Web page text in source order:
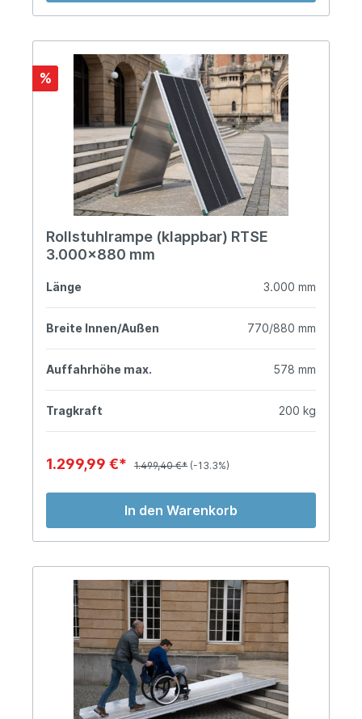
%
Rollstuhlrampe (klappbar) RTSE
3.000x880 mm
Länge 3.000 mm
Breite Innen/Außen 770/880 mm
Auffahrhöhe max. 578 mm
Tragkraft 200 kg
1.299,99 €* 1.499,40 €* (-13.3%)
In den Warenkorb